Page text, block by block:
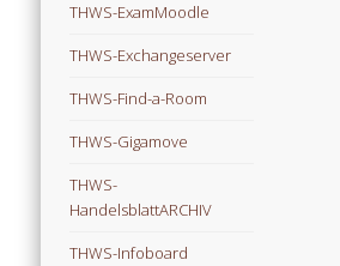
THWS-ExamMoodle
THWS-Exchangeserver
THWS-Find-a-Room
THWS-Gigamove
THWS-
HandelsblattARCHIV
THWS-Infoboard